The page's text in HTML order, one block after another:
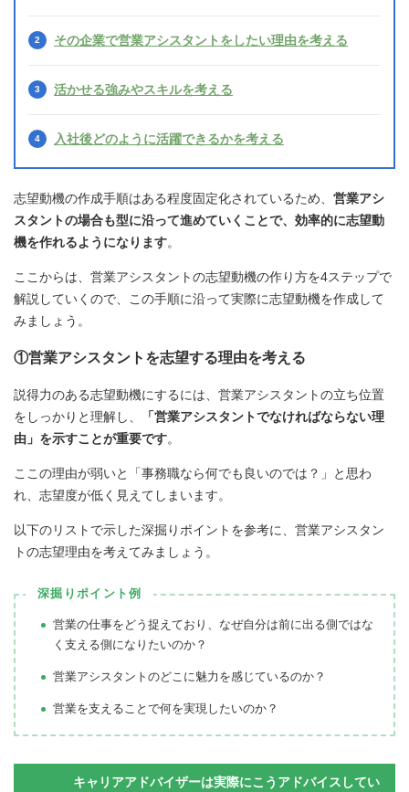
その企業で営業アシスタントをしたい理由を考える
活かせる強みやスキルを考える
入社後どのように活躍できるかを考える
志望動機の作成手順はある程度固定化されているため、 営業アシ
スタントの場合も型に沿って進めていくことで、効率的に志望動
機を作れるようになります。
ここからは、営業アシスタントの志望動機の作り方を4ステップで
解説していくので、この手順に沿って実際に志望動機を作成して
みましょう。
①営業アシスタントを志望する理由を考える
説得力のある志望動機にするには、営業アシスタントの立ち位置
をしっかりと理解し、
「営業アシスタントでなければならない理
由」を示すことが重要です。
ここの理由が弱いと「事務職なら何でも良いのでは？」と思わ
れ、志望度が低く見えてしまいます。
以下のリストで示した深掘りポイントを参考に、営業アシスタン
トの志望理由を考えてみましょう。
深掘りポイント例
営業の仕事をどう捉えており、なぜ自分は前に出る側ではな
く支える側になりたいのか？
営業アシスタントのどこに魅力を感じているのか？
営業を支えることで何を実現したいのか？
キャリアアドバイザーは実際にこうアドバイスしてい